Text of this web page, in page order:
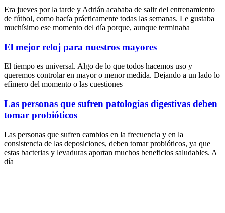
Era jueves por la tarde y Adrián acababa de salir del entrenamiento
de fútbol, como hacía prácticamente todas las semanas. Le gustaba
muchísimo ese momento del día porque, aunque terminaba
El mejor reloj para nuestros mayores
El tiempo es universal. Algo de lo que todos hacemos uso y
queremos controlar en mayor o menor medida. Dejando a un lado lo
efímero del momento o las cuestiones
Las personas que sufren patologías digestivas deben
tomar probióticos
Las personas que sufren cambios en la frecuencia y en la
consistencia de las deposiciones, deben tomar probióticos, ya que
estas bacterias y levaduras aportan muchos beneficios saludables. A
día